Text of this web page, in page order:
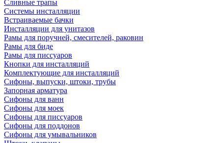
Сливные трапы
Системы инсталляции
Встраиваемые бачки
Инсталляции для унитазов
Рамы для поручней, смесителей, раковин
Рамы для биде
Рамы для писсуаров
Кнопки для инсталляций
Комплектующие для инсталляций
Сифоны, выпуски, штоки, трубы
Запорная арматура
Сифоны для ванн
Сифоны для моек
Сифоны для писсуаров
Сифоны для поддонов
Сифоны для умывальников